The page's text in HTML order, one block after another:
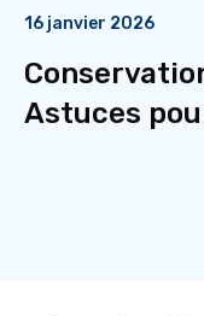
16 janvier 2026
Astuces